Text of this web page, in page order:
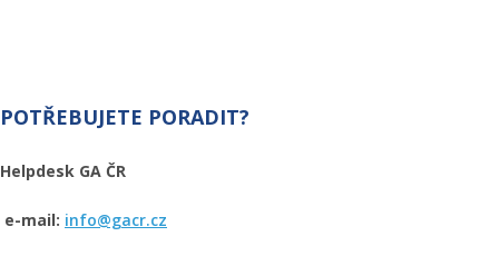
POTŘEBUJETE PORADIT?
Helpdesk GA ČR
e-mail: info@gacr.cz